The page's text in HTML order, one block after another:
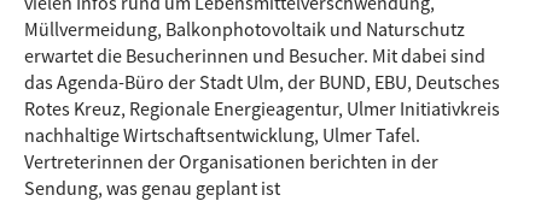
Müllvermeidung, Balkonphotovoltaik und Naturschutz
erwartet die Besucherinnen und Besucher. Mit dabei sind
das Agenda-Büro der Stadt Ulm, der BUND, EBU, Deutsches
Rotes Kreuz, Regionale Energieagentur, Ulmer Initiativkreis
nachhaltige Wirtschaftsentwicklung, Ulmer Tafel.
Vertreterinnen der Organisationen berichten in der
Sendung, was genau geplant ist